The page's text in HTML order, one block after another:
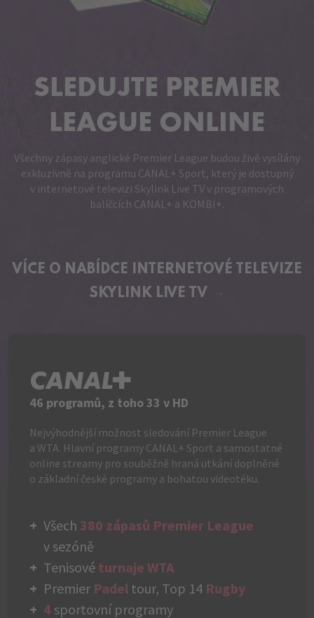
SLEDUJTE PREMIER
LEAGUE ONLINE
Všechny zápasy anglické Premier League budou živě vysílány
exkluzivně na programu CANAL+ Sport, který je dostupný
v internetové televizi Skylink Live TV v programových
balíčcích CANAL+ a KOMBI+.
VÍCE O NABÍDCE INTERNETOVÉ TELEVIZE
SKYLINK LIVE TV
C+
46 programů, z toho 33 v HD
Nejvýhodnější možnost sledování Premier League
a WTA. Hlavní programy CANAL+ Sport a samostatné
online streamy pro souběžně hraná utkání doplněné
o základní české programy a bohatou videotéku.
Všech 380 zápasů Premier League
v sezóně
Tenisové turnaje WTA
Premier Padel tour, Top 14 Rugby
4 sportovní programy